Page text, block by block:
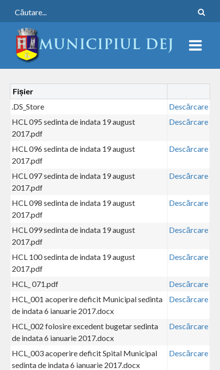
Fișier
.DS_Store
Descărcare
HCL 095 sedinta de indata 19 august
2017.pdf
Descărcare
HCL 096 sedinta de indata 19 august
2017.pdf
Descărcare
HCL 097 sedinta de indata 19 august
2017.pdf
Descărcare
HCL 098 sedinta de indata 19 august
2017.pdf
Descărcare
HCL 099 sedinta de indata 19 august
2017.pdf
Descărcare
HCL 100 sedinta de indata 19 august
2017.pdf
Descărcare
HCL_ 071.pdf
Descărcare
HCL_001 acoperire deficit Municipal sedinta
de indata 6 ianuarie 2017.docx
Descărcare
HCL_002 folosire excedent bugetar sedinta
de indata 6 ianuarie 2017.docx
Descărcare
HCL_003 acoperire deficit Spital Municipal
sedinta de indata 6 ianuarie 2017.docx
Descărcare